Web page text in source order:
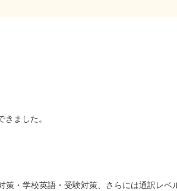
ました。
・学校英語・受験対策、さらには通訳レベ